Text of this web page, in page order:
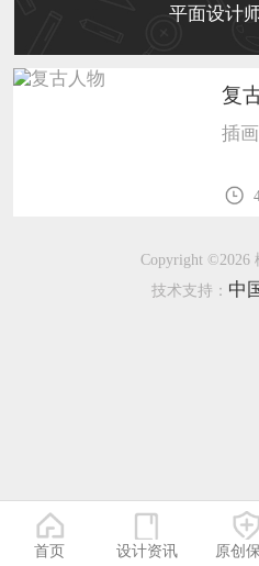
恭喜
恭喜138****8638
恭喜
恭喜
平面设计
复
插
Copyright ©2026
技术支持： 中
首页 设计资讯 原创